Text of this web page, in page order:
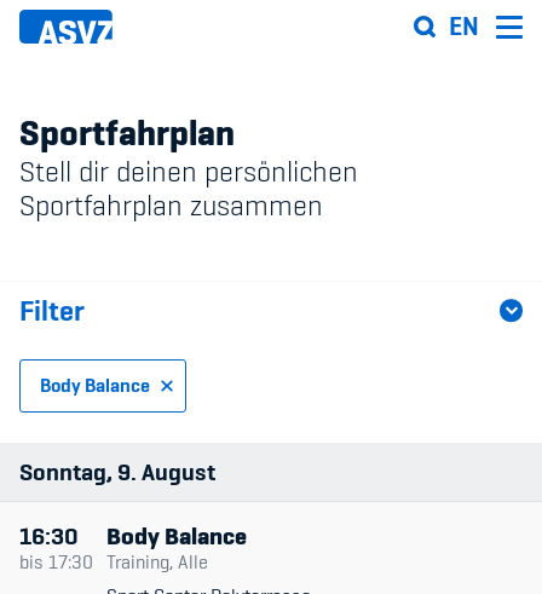
Direkt
zum
EN
Sportfahrplan
Sportanlagen
Events
ASVZ@home
Sportfahrplan
Stell dir deinen persönlichen
Sportfahrplan zusammen
Filter
Body Balance
Sportart
Datum & Zeit
Sonntag 9 August
16:30
bis 17:30
Body Balance
Training, Alle